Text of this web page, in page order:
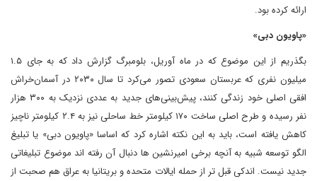
ارائه کرده بود.
«پاویون دبی»
بگذریم از این موضوع که در ماه آوریل، بلومبرگ گزارش داد که به جای ۱.۵
میلیون نفری که عربستان سعودی تصور می‌کرد تا سال ۲۰۳۰ در آسمان‌خراش
افقی اصلی خود زندگی کنند، پیش‌بینی‌های جدید به عددی نزدیک به ۳۰۰ هزار
نفر رسیده و طرح اصلی ساخت ۱۷۰ کیلومتر خط ساحلی نیز به ۲.۴ کیلومتر ناچیز
کاهش یافته است، باید به این نکته اشاره کرد که اساسا «پاویون دبی» یا تبلیغ
الگو توسعه شبیه به آنچه برخی امیرنشین ها دنبال آن رفته اند موضوع تبلیغاتی
جدید نیست. اندکی قبل تر از حمله ایالات متحده و بریتانیا به عراق هم صحبت از